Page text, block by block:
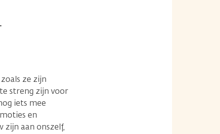
ze zijn
streng zijn voor
iets mee
en
zijn aan onszelf,